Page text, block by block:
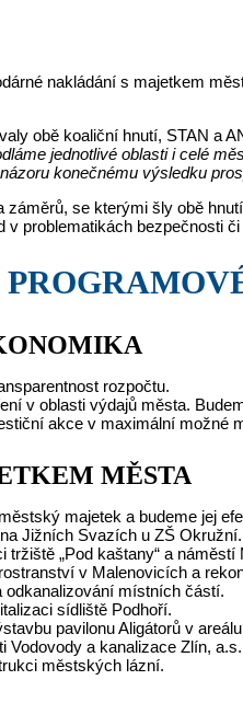
nakládání s majetkem
obě koaliční hnutí, STAN a
jednotlivé oblasti i celé
konečnému výsledku
záměrů, se kterými šly obě
v problematikách bezpečnosti
rozpočtu.
v oblasti výdajů města.
akce v maximální možné
MĚSTA
majetek a budeme jej
Jižních Svazích u ZŠ Okružní.
tržiště „Pod kaštany“ a náměstí
v Malenovicích a
odkanalizování místních částí.
sídliště Podhoří.
pavilonu Aligátorů v
Vodovody a kanalizace Zlín,
městských lázní.